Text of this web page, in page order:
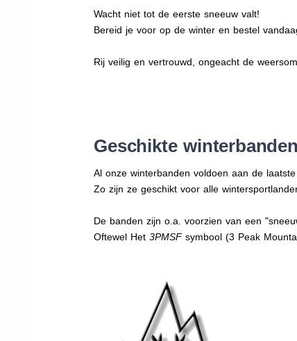
Wacht niet tot de eerste sneeuw valt!
Bereid je voor op de winter en bestel
Rij veilig en vertrouwd, ongeacht de
Geschikte
Al onze winterbanden voldoen aan de
Zo zijn ze geschikt voor alle
De banden zijn o.a. voorzien van een
Oftewel Het3PMSFsymbool (3 Peak